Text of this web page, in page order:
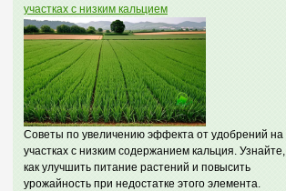
участках с низким кальцием
Советы по увеличению эффекта от удобрений на
участках с низким содержанием кальция. Узнайте,
как улучшить питание растений и повысить
урожайность при недостатке этого элемента.